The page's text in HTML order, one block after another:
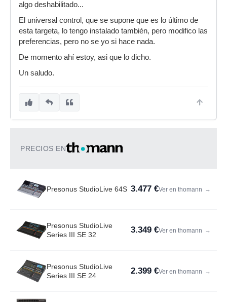
algo deshabilitado...
El universal control, que se supone que es lo último de
esta targeta, lo tengo instalado también, pero modifico las
preferencias, pero no se yo si hace nada.
De momento ahí estoy, asi que lo dicho.
Un saludo.
PRECIOS EN
Presonus StudioLive 64S 3.477 €Ver en thomann →
Presonus StudioLive
Series III SE 32
3.349 €Ver en thomann →
Presonus StudioLive
Series III SE 24
2.399 €Ver en thomann →